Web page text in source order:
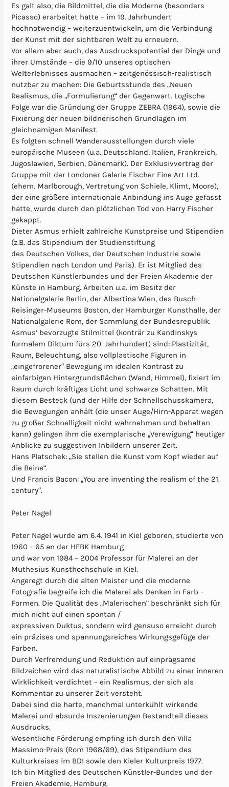
Es galt also, die Bildmittel, die die Moderne (besonders
Picasso) erarbeitet hatte – im 19. Jahrhundert
hochnotwendig – weiterzuentwickeln, um die Verbindung
der Kunst mit der sichtbaren Welt zu erneuern.
Vor allem aber auch, das Ausdruckspotential der Dinge und
ihrer Umstände – die 9/10 unseres optischen
Welterlebnisses ausmachen – zeitgenössisch-realistisch
nutzbar zu machen: Die Geburtsstunde des „Neuen
Realismus, die „Formulierung“ der Gegenwart. Logische
Folge war die Gründung der Gruppe ZEBRA (1964), sowie die
Fixierung der neuen bildnerischen Grundlagen im
gleichnamigen Manifest.
Es folgten schnell Wanderausstellungen durch viele
europäische Museen (u.a. Deutschland, Italien, Frankreich,
Jugoslawien, Serbien, Dänemark). Der Exklusivvertrag der
Gruppe mit der Londoner Galerie Fischer Fine Art Ltd.
(ehem. Marlborough, Vertretung von Schiele, Klimt, Moore),
der eine größere internationale Anbindung ins Auge gefasst
hatte, wurde durch den plötzlichen Tod von Harry Fischer
gekappt.
Dieter Asmus erhielt zahlreiche Kunstpreise und Stipendien
(z.B. das Stipendium der Studienstiftung
des Deutschen Volkes, der Deutschen Industrie sowie
Stipendien nach London und Paris). Er ist Mitglied des
Deutschen Künstlerbundes und der Freien Akademie der
Künste in Hamburg. Arbeiten u.a. im Besitz der
Nationalgalerie Berlin, der Albertina Wien, des Busch-
Reisinger-Museums Boston, der Hamburger Kunsthalle, der
Nationalgalerie Rom, der Sammlung der Bundesrepublik.
Asmus‘ bevorzugte Stilmittel (konträr zu Kandinskys
formalem Diktum fürs 20. Jahrhundert) sind: Plastizität,
Raum, Beleuchtung, also vollplastische Figuren in
„eingefrorener“ Bewegung im idealen Kontrast zu
einfarbigen Hintergrundsflächen (Wand, Himmel), fixiert im
Raum durch kräftiges Licht und schwarze Schatten. Mit
diesem Besteck (und der Hilfe der Schnellschusskamera,
die Bewegungen anhält (die unser Auge/Hirn-Apparat wegen
zu großer Schnelligkeit nicht wahrnehmen und behalten
kann) gelingen ihm die exemplarische „Verewigung“ heutiger
Anblicke zu suggestiven Inbildern unserer Zeit.
Hans Platschek: „Sie stellen die Kunst vom Kopf wieder auf
die Beine“.
Und Francis Bacon: „You are inventing the realism of the 21.
century“.
Peter Nagel
Peter Nagel wurde am 6.4. 1941 in Kiel geboren, studierte von
1960 – 65 an der HFBK Hamburg
und war von 1984 – 2004 Professor für Malerei an der
Muthesius Kunsthochschule in Kiel.
Angeregt durch die alten Meister und die moderne
Fotografie begreife ich die Malerei als Denken in Farb –
Formen. Die Qualität des „Malerischen“ beschränkt sich für
mich nicht auf einen spontan /
expressiven Duktus, sondern wird genauso erreicht durch
ein präzises und spannungsreiches Wirkungsgefüge der
Farben.
Durch Verfremdung und Reduktion auf einprägsame
Bildzeichen wird das naturalistische Abbild zu einer inneren
Wirklichkeit verdichtet – ein Realismus, der sich als
Kommentar zu unserer Zeit versteht.
Dabei sind die harte, manchmal unterkühlt wirkende
Malerei und absurde Inszenierungen Bestandteil dieses
Ausdrucks.
Wesentliche Förderung empfing ich durch den Villa
Massimo-Preis (Rom 1968/69), das Stipendium des
Kulturkreises im BDI sowie den Kieler Kulturpreis 1977.
Ich bin Mitglied des Deutschen Künstler-Bundes und der
Freien Akademie, Hamburg.